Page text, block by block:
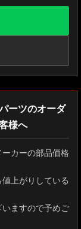
ーツのオーダ
様へ
カーの部品価格
上がりしている
ますので予めご